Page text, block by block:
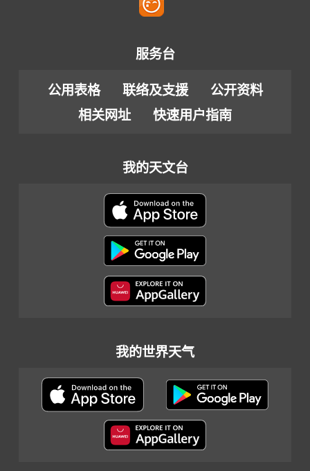
服务台
公用表格 联络及支援
公开资料
相关网址
快速用户指南
我的天文台
我的世界天气